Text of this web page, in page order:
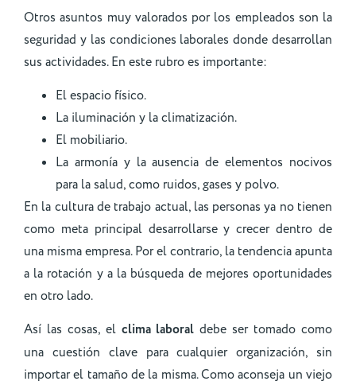
Otros asuntos muy valorados por los empleados son la
seguridad y las condiciones laborales donde desarrollan
sus actividades. En este rubro es importante:
El espacio físico.
La iluminación y la climatización.
El mobiliario.
La armonía y la ausencia de elementos nocivos
para la salud, como ruidos, gases y polvo.
En la cultura de trabajo actual, las personas ya no tienen
como meta principal desarrollarse y crecer dentro de
una misma empresa. Por el contrario, la tendencia apunta
a la rotación y a la búsqueda de mejores oportunidades
en otro lado.
Así las cosas, el clima laboral debe ser tomado como
una cuestión clave para cualquier organización, sin
importar el tamaño de la misma. Como aconseja un viejo